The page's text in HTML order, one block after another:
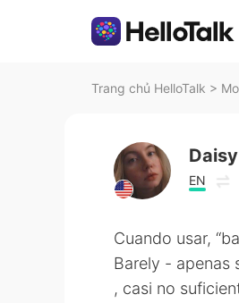
Trang chủ HelloTalk >
Daisy
EN
Cuando usar,
Barely - apenas
, casi no